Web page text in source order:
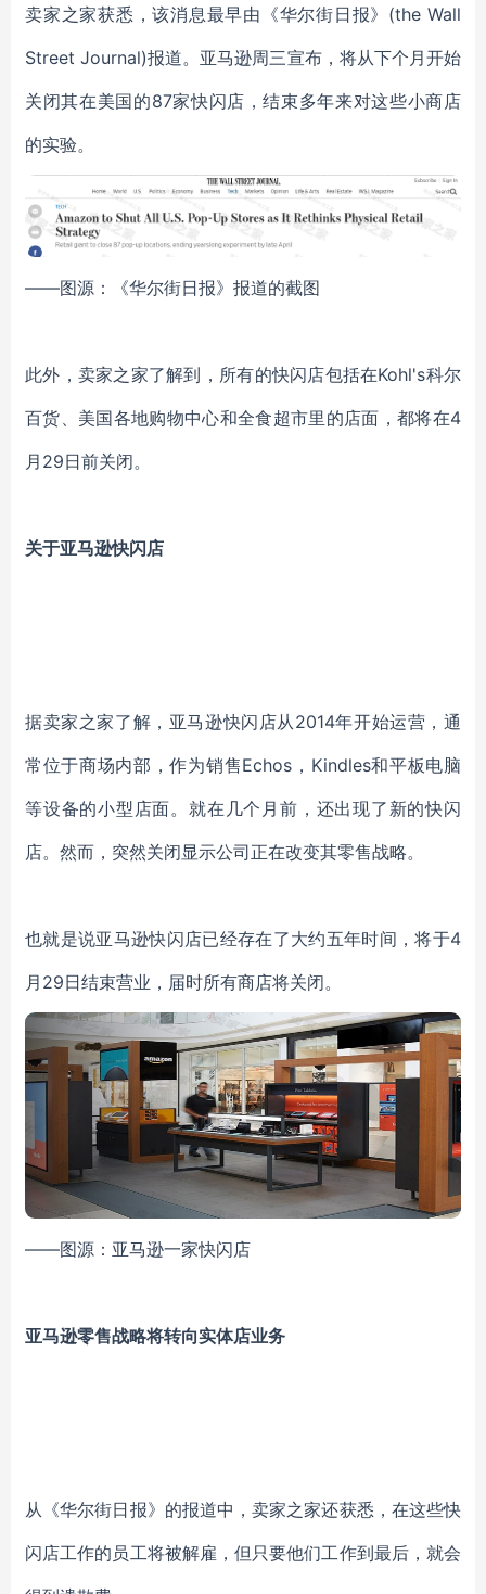
卖家之家获悉，该消息最早由《华尔街日报》(the Wall
Street Journal)报道。亚马逊周三宣布，将从下个月开始
关闭其在美国的87家快闪店，结束多年来对这些小商店
的实验。
——图源：《华尔街日报》报道的截图
此外，卖家之家了解到，所有的快闪店包括在Kohl's科尔
百货、美国各地购物中心和全食超市里的店面，都将在4
月29日前关闭。
关于亚马逊快闪店
据卖家之家了解，亚马逊快闪店从2014年开始运营，通
常位于商场内部，作为销售Echos，Kindles和平板电脑
等设备的小型店面。就在几个月前，还出现了新的快闪
店。然而，突然关闭显示公司正在改变其零售战略。
也就是说亚马逊快闪店已经存在了大约五年时间，将于4
月29日结束营业，届时所有商店将关闭。
——图源：亚马逊一家快闪店
亚马逊零售战略将转向实体店业务
从《华尔街日报》的报道中，卖家之家还获悉，在这些快
闪店工作的员工将被解雇，但只要他们工作到最后，就会